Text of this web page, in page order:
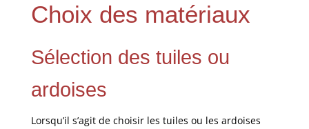
Choix des matériaux
Sélection des tuiles ou
ardoises
Lorsqu’il s’agit de choisir les tuiles ou les ardoises